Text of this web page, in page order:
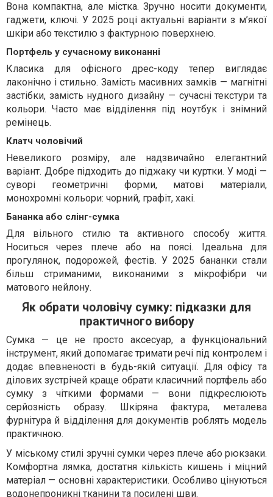
Вона компактна, але містка. Зручно носити документи,
гаджети, ключі. У 2025 році актуальні варіанти з м’якої
шкіри або текстилю з фактурною поверхнею.
Портфель у сучасному виконанні
Класика для офісного дрес-коду тепер виглядає
лаконічно і стильно. Замість масивних замків — магнітні
застібки, замість нудного дизайну — сучасні текстури та
кольори. Часто має відділення під ноутбук і знімний
ремінець.
Клатч чоловічий
Невеликого розміру, але надзвичайно елегантний
варіант. Добре підходить до піджаку чи куртки. У моді —
суворі геометричні форми, матові матеріали,
монохромні кольори: чорний, графіт, хакі.
Бананка або слінг-сумка
Для вільного стилю та активного способу життя.
Носиться через плече або на поясі. Ідеальна для
прогулянок, подорожей, фестів. У 2025 бананки стали
більш стриманими, виконаними з мікрофібри чи
матового нейлону.
Як обрати чоловічу сумку: підказки для
практичного вибору
Сумка — це не просто аксесуар, а функціональний
інструмент, який допомагає тримати речі під контролем і
додає впевненості в будь-якій ситуації. Для офісу та
ділових зустрічей краще обрати класичний портфель або
сумку з чіткими формами — вони підкреслюють
серйозність образу. Шкіряна фактура, металева
фурнітура й відділення для документів роблять модель
практичною.
У міському стилі зручні сумки через плече або рюкзаки.
Комфортна лямка, достатня кількість кишень і міцний
матеріал — основні характеристики. Особливо цінуються
водонепроникні тканини та посилені шви.